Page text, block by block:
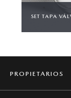
SET TAPA
vehículo
válvulas.
PROPIETARIOS